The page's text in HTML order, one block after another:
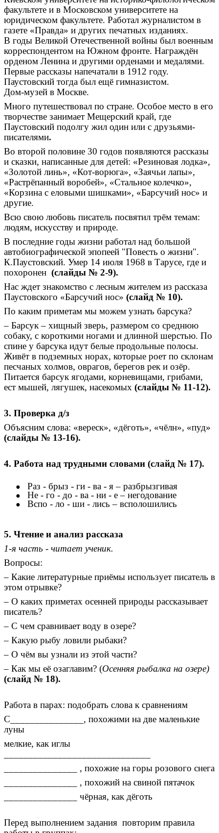
факультете и в Московском университете на
юридическом факультете. Работал журналистом в
газете «Правда» и других печатных изданиях.
В годы Великой Отечественной войны был военным
корреспондентом на Южном фронте. Награждён
орденом Ленина и другими орденами и медалями.
Первые рассказы напечатали в 1912 году.
Паустовский тогда был ещё гимназистом.
Дом-музей в Москве.
Много путешествовал по стране. Особое место в его
творчестве занимает Мещерский край, где
Паустовский подолгу жил один или с друзьями-
писателями.
Во второй половине 30 годов появляются рассказы
и сказки, написанные для детей: «Резиновая лодка»,
«Золотой линь», «Кот-ворюга», «Заячьи лапы»,
«Растрёпанный воробей», «Стальное колечко»,
«Корзина с еловыми шишками», «Барсучий нос» и
другие.
Всю свою любовь писатель посвятил трём темам:
людям, искусству и природе.
В последние годы жизни работал над большой
автобиографической эпопеей "Повесть о жизни".
К.Паустовский. Умер 14 июля 1968 в Тарусе, где и
похоронен (слайды № 2-9).
Нас ждет знакомство с лесным жителем из рассказа
Паустовского «Барсучий нос» (слайд № 10).
По каким приметам мы можем узнать барсука?
– Барсук – хищный зверь, размером со среднюю
собаку, с короткими ногами и длинной шерстью. По
спине у барсука идут белые продольные полосы.
Живёт в подземных норах, которые роет по склонам
песчаных холмов, оврагов, берегов рек и озёр.
Питается барсук ягодами, корневищами, грибами,
ест мышей, лягушек, насекомых (слайды № 11-12).
3. Проверка д/з
Объясним слова: «вереск», «дёготь», «чёлн», «пуд»
(слайды № 13-16).
4. Работа над трудными словами (слайд № 17).
Раз - брыз - ги - ва - я – разбрызгивая
Не - го - до - ва - ни - е – негодование
Вспо - ло - ши - лись – всполошились
5. Чтение и анализ рассказа
1-я часть - читает ученик.
Вопросы:
– Какие литературные приёмы использует писатель в
этом отрывке?
– О каких приметах осенней природы рассказывает
писатель?
– С чем сравнивает воду в озере?
– Какую рыбу ловили рыбаки?
– О чём вы узнали из этой части?
– Как мы её озаглавим? (Осенняя рыбалка на озере)
(слайд № 18).
Работа в парах: подобрать слова к сравнениям
С_______________, похожими на две маленькие
луны
мелкие, как иглы
_______________ , похожие на горы розового снега
_______________ , похожий на свиной пятачок
_______________ чёрная, как дёготь
Перед выполнением задания повторим правила